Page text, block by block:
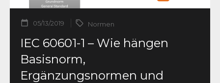
05/13/2019 Normen
IEC 60601-1 – Wie hängen
Basisnorm,
Ergänzungsnormen und